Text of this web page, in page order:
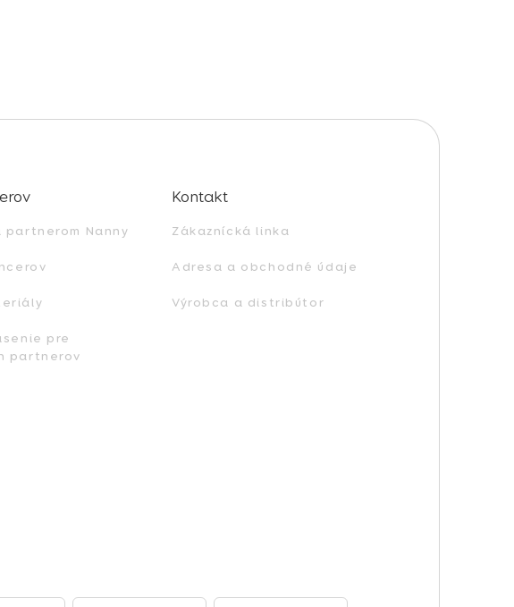
partnerom Nanny
pre
partnerov
Kontakt
Zákaznícká linka
Adresa a obchodné údaje
Výrobca a distribútor